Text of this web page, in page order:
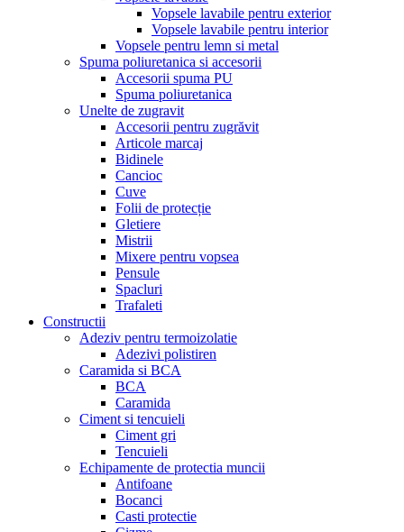
Vopsele lavabile pentru exterior
Vopsele lavabile pentru interior
Vopsele pentru lemn si metal
Spuma poliuretanica si accesorii
Accesorii spuma PU
Spuma poliuretanica
Unelte de zugravit
Accesorii pentru zugrăvit
Articole marcaj
Bidinele
Cancioc
Cuve
Folii de protecție
Gletiere
Mistrii
Mixere pentru vopsea
Pensule
Spacluri
Trafaleti
Constructii
Adeziv pentru termoizolatie
Adezivi polistiren
Caramida si BCA
BCA
Caramida
Ciment si tencuieli
Ciment gri
Tencuieli
Echipamente de protectia muncii
Antifoane
Bocanci
Casti protectie